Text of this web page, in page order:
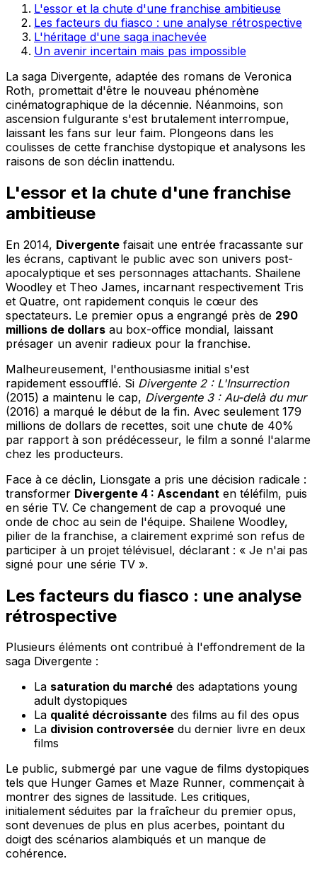
L'essor et la chute d'une franchise ambitieuse
Les facteurs du fiasco : une analyse rétrospective
L'héritage d'une saga inachevée
Un avenir incertain mais pas impossible
La saga Divergente, adaptée des romans de Veronica
Roth, promettait d'être le nouveau phénomène
cinématographique de la décennie. Néanmoins, son
ascension fulgurante s'est brutalement interrompue,
laissant les fans sur leur faim. Plongeons dans les
coulisses de cette franchise dystopique et analysons les
raisons de son déclin inattendu.
L'essor et la chute d'une franchise
ambitieuse
En 2014, Divergente faisait une entrée fracassante sur
les écrans, captivant le public avec son univers post-
apocalyptique et ses personnages attachants. Shailene
Woodley et Theo James, incarnant respectivement Tris
et Quatre, ont rapidement conquis le cœur des
spectateurs. Le premier opus a engrangé près de 290
millions de dollars au box-office mondial, laissant
présager un avenir radieux pour la franchise.
Malheureusement, l'enthousiasme initial s'est
rapidement essoufflé. Si Divergente 2 : L'Insurrection
(2015) a maintenu le cap, Divergente 3 : Au-delà du mur
(2016) a marqué le début de la fin. Avec seulement 179
millions de dollars de recettes, soit une chute de 40%
par rapport à son prédécesseur, le film a sonné l'alarme
chez les producteurs.
Face à ce déclin, Lionsgate a pris une décision radicale :
transformer Divergente 4 : Ascendant en téléfilm, puis
en série TV. Ce changement de cap a provoqué une
onde de choc au sein de l'équipe. Shailene Woodley,
pilier de la franchise, a clairement exprimé son refus de
participer à un projet télévisuel, déclarant : « Je n'ai pas
signé pour une série TV ».
Les facteurs du fiasco : une analyse
rétrospective
Plusieurs éléments ont contribué à l'effondrement de la
saga Divergente :
La saturation du marché des adaptations young
adult dystopiques
La qualité décroissante des films au fil des opus
La division controversée du dernier livre en deux
films
Le public, submergé par une vague de films dystopiques
tels que Hunger Games et Maze Runner, commençait à
montrer des signes de lassitude. Les critiques,
initialement séduites par la fraîcheur du premier opus,
sont devenues de plus en plus acerbes, pointant du
doigt des scénarios alambiqués et un manque de
cohérence.